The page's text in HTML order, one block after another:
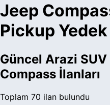
Jeep
Pickup
Güncel Arazi
Compass İlanları
Toplam 70 ilan bulundu